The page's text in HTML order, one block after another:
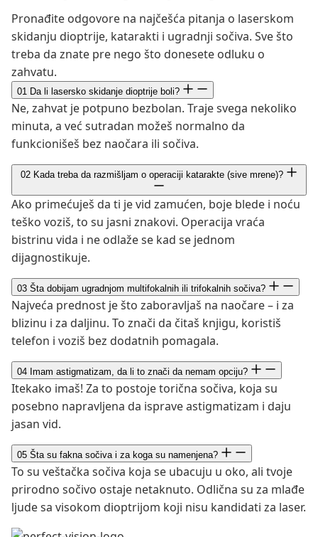
Pronađite odgovore na najčešća pitanja o laserskom
skidanju dioptrije, katarakti i ugradnji sočiva. Sve što
treba da znate pre nego što donesete odluku o
zahvatu.
01 Da li lasersko skidanje dioptrije boli?
Ne, zahvat je potpuno bezbolan. Traje svega nekoliko
minuta, a već sutradan možeš normalno da
funkcionišeš bez naočara ili sočiva.
02 Kada treba da razmišljam o operaciji katarakte (sive mrene)?
Ako primećuješ da ti je vid zamućen, boje blede i noću
teško voziš, to su jasni znakovi. Operacija vraća
bistrinu vida i ne odlaže se kad se jednom
dijagnostikuje.
03 Šta dobijam ugradnjom multifokalnih ili trifokalnih sočiva?
Najveća prednost je što zaboravljaš na naočare – i za
blizinu i za daljinu. To znači da čitaš knjigu, koristiš
telefon i voziš bez dodatnih pomagala.
04 Imam astigmatizam, da li to znači da nemam opciju?
Itekako imaš! Za to postoje torična sočiva, koja su
posebno napravljena da isprave astigmatizam i daju
jasan vid.
05 Šta su fakna sočiva i za koga su namenjena?
To su veštačka sočiva koja se ubacuju u oko, ali tvoje
prirodno sočivo ostaje netaknuto. Odlična su za mlađe
ljude sa visokom dioptrijom koji nisu kandidati za laser.